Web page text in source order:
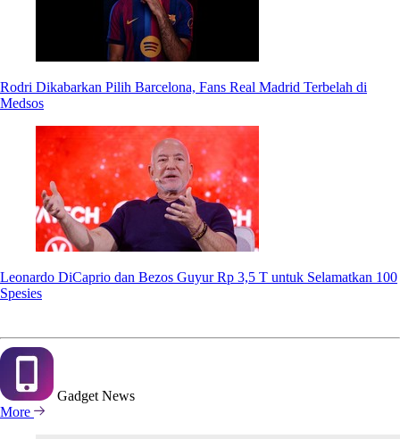
Rodri Dikabarkan Pilih Barcelona, Fans Real Madrid Terbelah di
Medsos
Leonardo DiCaprio dan Bezos Guyur Rp 3,5 T untuk Selamatkan 100
Spesies
Gadget News
More